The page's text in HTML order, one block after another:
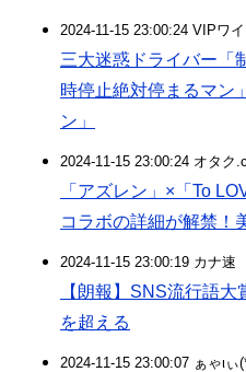
2024-11-15 23:00:24 VIPワ
三大迷惑ドライバー「
時停止絶対停まるマン
ン」
2024-11-15 23:00:24 オタク
「アズレン」×「To
コラボの詳細が解禁！
2024-11-15 23:00:19 カナ速
【朗報】SNS流行語
を超える
2024-11-15 23:00:07 ぁゃιぃ